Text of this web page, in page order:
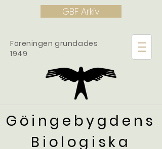
GBF Arkiv
Föreningen grundades
1949
Göingebygdens
Biologiska